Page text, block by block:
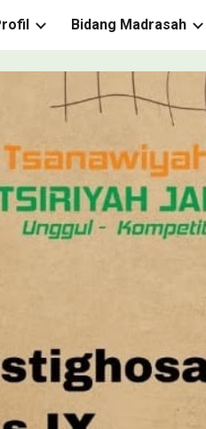
Skip to navigation
Bidang Madrasah